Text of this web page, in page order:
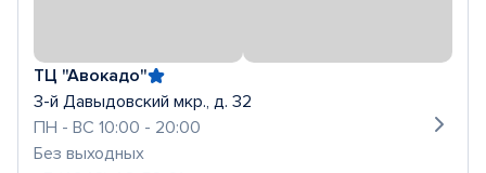
ТЦ "Авокадо"
3-й Давыдовский мкр., д. 32
ПН - ВС 10:00 - 20:00
Без выходных